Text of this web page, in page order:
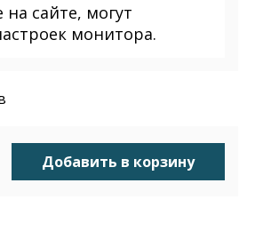
сайте, могут
монитора.
Добавить в корзину